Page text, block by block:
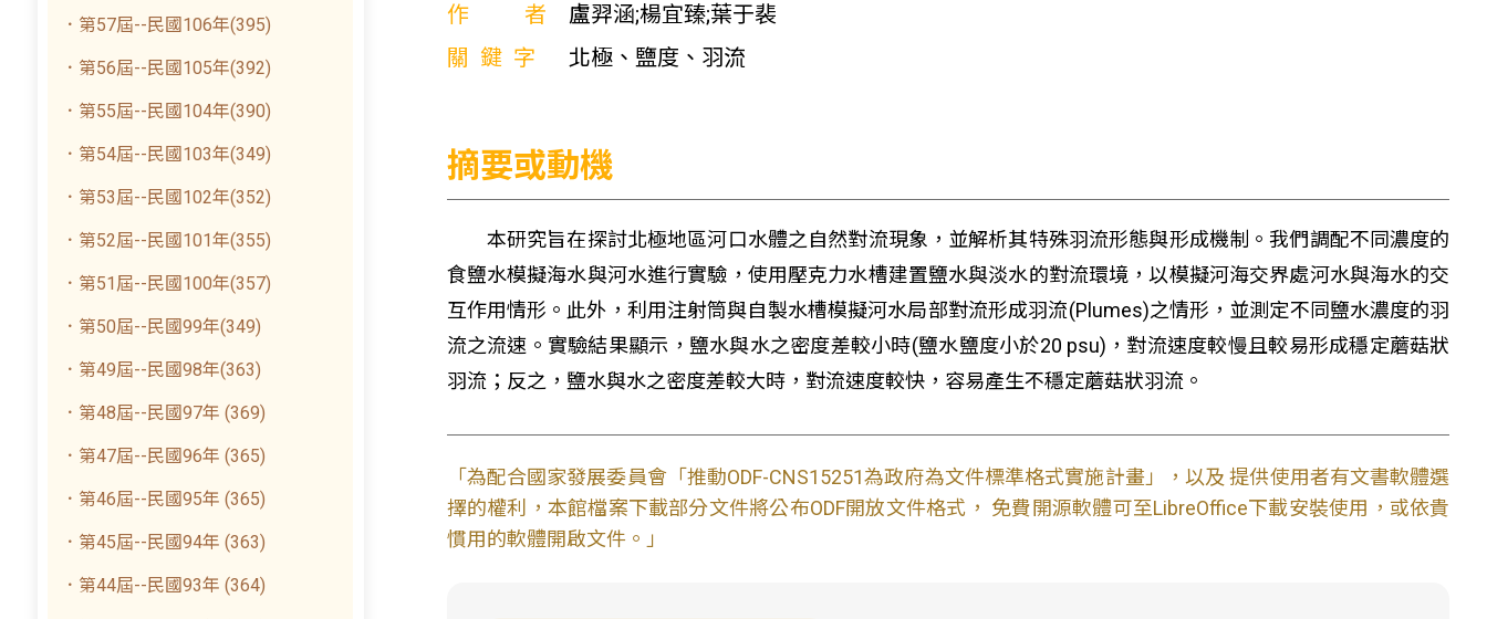
．第57屆--民國106年(395)
．第56屆--民國105年(392)
．第55屆--民國104年(390)
．第54屆--民國103年(349)
．第53屆--民國102年(352)
．第52屆--民國101年(355)
．第51屆--民國100年(357)
．第50屆--民國99年(349)
．第49屆--民國98年(363)
．第48屆--民國97年 (369)
．第47屆--民國96年 (365)
．第46屆--民國95年 (365)
．第45屆--民國94年 (363)
．第44屆--民國93年 (364)
作者
盧羿涵;楊宜臻;葉于裴
關鍵字
北極、鹽度、羽流
摘要或動機
本研究旨在探討北極地區河口水體之自然對流現象，並解析其特殊羽流形態與形成機制。我們調配不同濃度的
食鹽水模擬海水與河水進行實驗，使用壓克力水槽建置鹽水與淡水的對流環境，以模擬河海交界處河水與海水的交
互作用情形。此外，利用注射筒與自製水槽模擬河水局部對流形成羽流(Plumes)之情形，並測定不同鹽水濃度的羽
流之流速。實驗結果顯示，鹽水與水之密度差較小時(鹽水鹽度小於20 psu)，對流速度較慢且較易形成穩定蘑菇狀
羽流；反之，鹽水與水之密度差較大時，對流速度較快，容易產生不穩定蘑菇狀羽流。
「為配合國家發展委員會「推動ODF-CNS15251為政府為文件標準格式實施計畫」，以及 提供使用者有文書軟體選
擇的權利，本館檔案下載部分文件將公布ODF開放文件格式， 免費開源軟體可至LibreOffice下載安裝使用，或依貴
慣用的軟體開啟文件。」